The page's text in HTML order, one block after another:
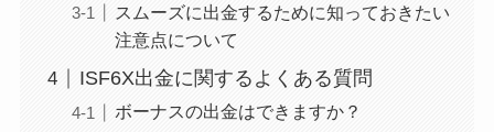
スムーズに出金するために知っておきたい
注意点について
ISF6X出金に関するよくある質問
ボーナスの出金はできますか？